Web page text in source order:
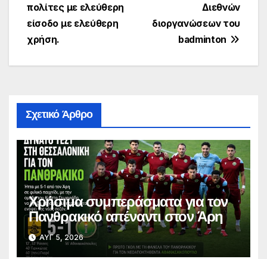
Διεθνών
διοργανώσεων του
badminton
πολίτες με ελεύθερη
είσοδο με ελεύθερη
χρήση.
Σχετικό Άρθρο
Χρήσιμα συμπεράσματα για τον
Πανθρακικό απέναντι στον Άρη
ΑΥΓ 5, 2026